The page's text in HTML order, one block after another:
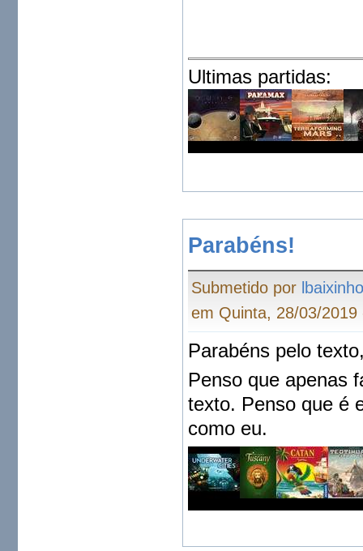
Ultimas partidas:
Parabéns!
Submetido por
em Quinta, 28/03/2019
Parabéns pelo
Penso que apenas
texto. Penso que é
como eu.